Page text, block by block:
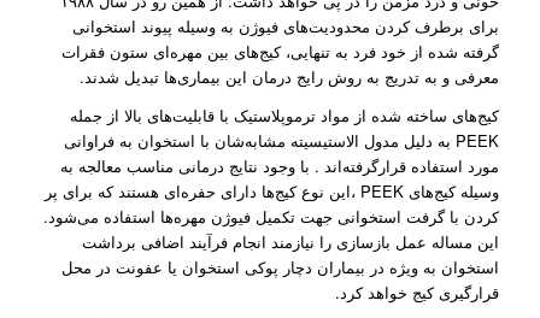
برای برطرف کردن محدودیت‌های فیوژن به وسیله پیوند استخوانی
گرفته شده از خود فرد به تنهایی، کیج‌های بین مهره‌ای ستون فقرات
معرفی و به تدریج به روش رایج درمان این بیماری‌ها تبدیل شدند.
کیج‌های ساخته شده از مواد ترموپلاستیک با قابلیت‌های بالا از جمله
PEEK به دلیل مدول الاستیسیته مشابه‌شان با استخوان به فراوانی
مورد استفاده قرار‌گرفته‌اند . با وجود نتایج درمانی مناسب معالجه به
وسیله کیج‌های PEEK ،این نوع کیج‌ها دارای حفره‌ای هستند که برای پر
کردن با گرفت استخوانی جهت تکمیل فیوژن مهره‌ها استفاده می‌شود.
این مساله عمل بازسازی را نیازمند انجام فرآیند اضافی برداشت
استخوان به ویژه در بیماران دچار پوکی‌ استخوان یا عفونت در محل
قرارگیری کیج خواهد کرد.